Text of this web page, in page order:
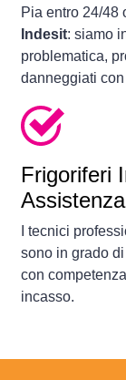
Pia entro 24/48
Indesit: siamo
problematica,
danneggiati
Frigoriferi
I tecnici
sono in grado di
con
incasso.